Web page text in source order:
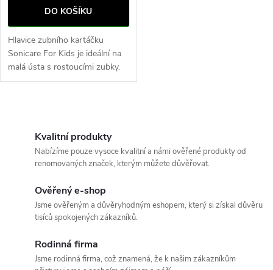
DO KOŠÍKU
Hlavice zubního kartáčku
Sonicare For Kids je ideální na
malá ústa s rostoucími zubky.
Kvalitní produkty
Nabízíme pouze vysoce kvalitní a námi ověřené produkty od
renomovaných značek, kterým můžete důvěřovat.
Ověřený e-shop
Jsme ověřeným a důvěryhodným eshopem, který si získal důvěru
tisíců spokojených zákazníků.
Rodinná firma
Jsme rodinná firma, což znamená, že k našim zákazníkům